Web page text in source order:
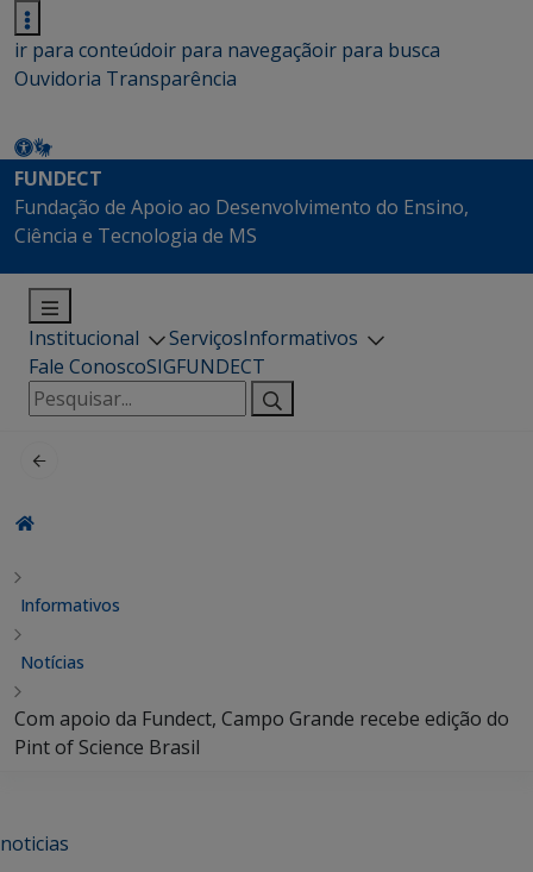
ir para conteúdoir para navegaçãoir para busca
Ouvidoria Transparência
FUNDECT
Fundação de Apoio ao Desenvolvimento do Ensino,
Ciência e Tecnologia de MS
Institucional ServiçosInformativos
Fale ConoscoSIGFUNDECT
Pesquisar
por:
Informativos
Notícias
Com apoio da Fundect, Campo Grande recebe edição do
Pint of Science Brasil
noticias